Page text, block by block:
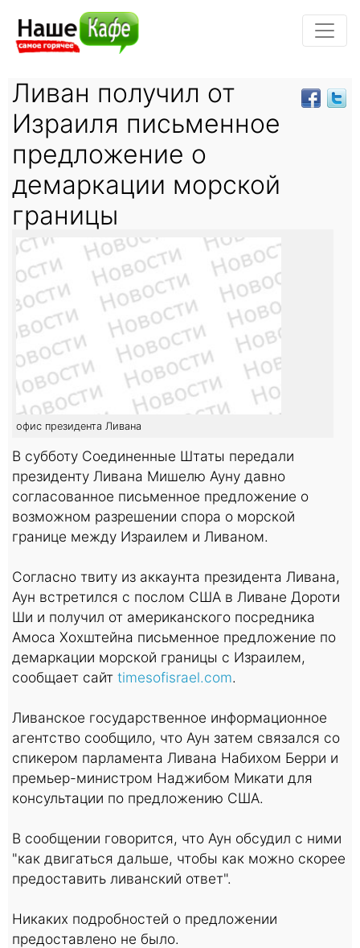
Ливан получил от
Израиля письменное
предложение о
демаркации морской
границы
офис президента Ливана
В субботу Соединенные Штаты передали
президенту Ливана Мишелю Ауну давно
согласованное письменное предложение о
возможном разрешении спора о морской
границе между Израилем и Ливаном.
Согласно твиту из аккаунта президента Ливана,
Аун встретился с послом США в Ливане Дороти
Ши и получил от американского посредника
Амоса Хохштейна письменное предложение по
демаркации морской границы с Израилем,
сообщает сайт timesofisrael.com.
Ливанское государственное информационное
агентство сообщило, что Аун затем связался со
спикером парламента Ливана Набихом Берри и
премьер-министром Наджибом Микати для
консультации по предложению США.
В сообщении говорится, что Аун обсудил с ними
"как двигаться дальше, чтобы как можно скорее
предоставить ливанский ответ".
Никаких подробностей о предложении
предоставлено не было.